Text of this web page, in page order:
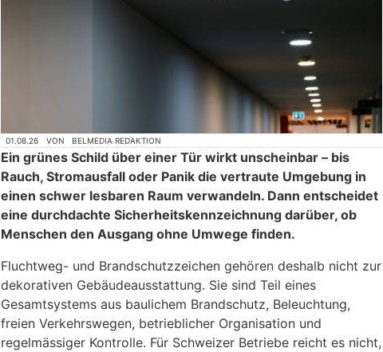
01.08.26 VON BELMEDIA REDAKTION
Ein grünes Schild über einer Tür wirkt unscheinbar – bis
Rauch, Stromausfall oder Panik die vertraute Umgebung in
einen schwer lesbaren Raum verwandeln. Dann entscheidet
eine durchdachte Sicherheitskennzeichnung darüber, ob
Menschen den Ausgang ohne Umwege finden.
Fluchtweg- und Brandschutzzeichen gehören deshalb nicht zur
dekorativen Gebäudeausstattung. Sie sind Teil eines
Gesamtsystems aus baulichem Brandschutz, Beleuchtung,
freien Verkehrswegen, betrieblicher Organisation und
regelmässiger Kontrolle. Für Schweizer Betriebe reicht es nicht,